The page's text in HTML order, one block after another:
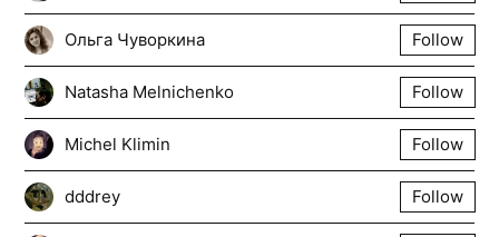
Ольга Чуворкина Follow
Natasha Melnichenko Follow
Michel Klimin Follow
dddrey Follow